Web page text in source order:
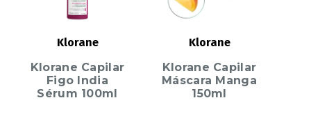
Klorane
Klorane Capilar
Figo India
Sérum 100ml
Klorane
Klorane Capilar
Máscara Manga
150ml